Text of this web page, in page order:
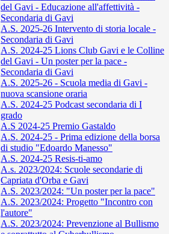
del Gavi - Educazione all'affettività -
Secondaria di Gavi
A.S. 2025-26 Intervento di storia locale -
Secondaria di Gavi
A.S. 2024-25 Lions Club Gavi e le Colline
del Gavi - Un poster per la pace -
Secondaria di Gavi
A.S. 2025-26 - Scuola media di Gavi -
nuova scansione oraria
A.S. 2024-25 Podcast secondaria di I
grado
A.S 2024-25 Premio Gastaldo
A.S. 2024-25 - Prima edizione della borsa
di studio "Edoardo Manesso"
A.S. 2024-25 Resis-ti-amo
A.s. 2023/2024: Scuole secondarie di
Capriata d'Orba e Gavi
A.S. 2023/2024: "Un poster per la pace"
A.S. 2023/2024: Progetto "Incontro con
l'autore"
A.S. 2023/2024: Prevenzione al Bullismo